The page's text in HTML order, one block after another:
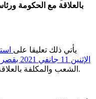
بالعلاقة مع الحكومة
يأتي ذلك تعليقا على
الإثنين 11 جانفي 2021 بقصر قرطاج سامية عبو
الشعب والمكلفة بالعلاقة بين مكتب المجلس ورئاسة الجمهورية.